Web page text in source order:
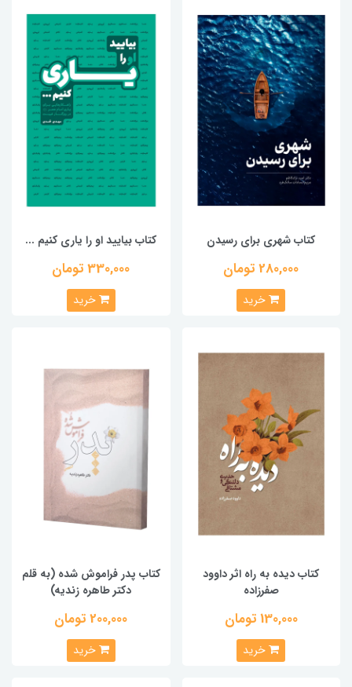
کتاب شهری برای رسیدن
280,000 تومان
خرید
کتاب بیایید او را یاری کنیم ...
330,000 تومان
خرید
کتاب دیده به راه اثر داوود
صفرزاده
130,000 تومان
خرید
کتاب پدر فراموش شده (به قلم
دکتر طاهره زندیه)
200,000 تومان
خرید